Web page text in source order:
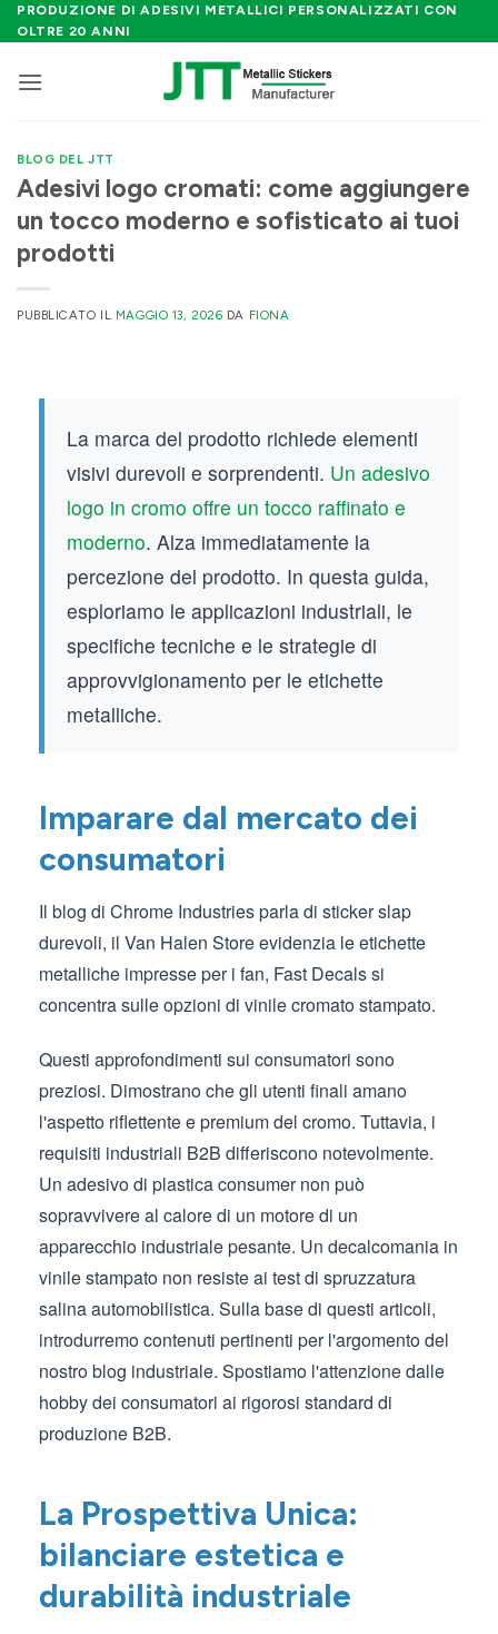
Salta
ai
PRODUZIONE DI ADESIVI METALLICI PERSONALIZZATI CON
OLTRE 20 ANNI
BLOG DEL JTT
Adesivi logo cromati: come aggiungere
un tocco moderno e sofisticato ai tuoi
prodotti
PUBBLICATO IL MAGGIO 13, 2026 DA FIONA
La marca del prodotto richiede elementi
visivi durevoli e sorprendenti. Un adesivo
logo in cromo offre un tocco raffinato e
moderno. Alza immediatamente la
percezione del prodotto. In questa guida,
esploriamo le applicazioni industriali, le
specifiche tecniche e le strategie di
approvvigionamento per le etichette
metalliche.
Imparare dal mercato dei
consumatori
Il blog di Chrome Industries parla di sticker slap
durevoli, il Van Halen Store evidenzia le etichette
metalliche impresse per i fan, Fast Decals si
concentra sulle opzioni di vinile cromato stampato.
Questi approfondimenti sui consumatori sono
preziosi. Dimostrano che gli utenti finali amano
l'aspetto riflettente e premium del cromo. Tuttavia, i
requisiti industriali B2B differiscono notevolmente.
Un adesivo di plastica consumer non può
sopravvivere al calore di un motore di un
apparecchio industriale pesante. Un decalcomania in
vinile stampato non resiste ai test di spruzzatura
salina automobilistica. Sulla base di questi articoli,
introdurremo contenuti pertinenti per l'argomento del
nostro blog industriale. Spostiamo l'attenzione dalle
hobby dei consumatori ai rigorosi standard di
produzione B2B.
La Prospettiva Unica:
bilanciare estetica e
durabilità industriale